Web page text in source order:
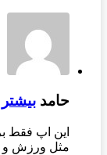
حامد بیشتر
این اپ فقط
مثل ورزش و